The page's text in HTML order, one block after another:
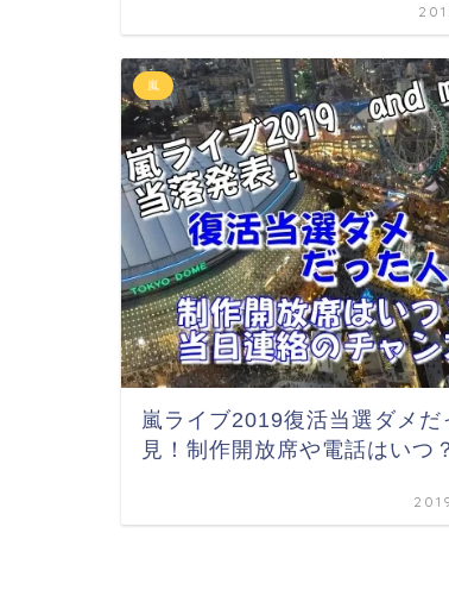
嵐
嵐ライブ2019復活当選ダメだ
見！制作開放席や電話はいつ？